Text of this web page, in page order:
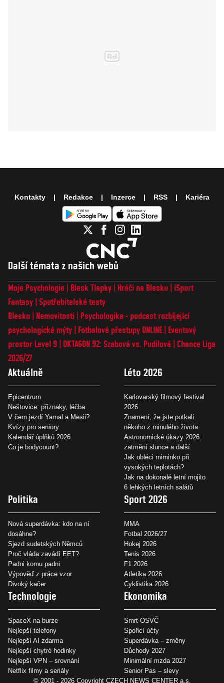
Další témata z našich webů
Moje Psychologie Blesk Tlapky Hráči na Blesku
iSport
Fantasy Spotřebitelské testy
Blesku
Nemovitosti
Psychologika - podcast rozbíjející
psychologické mýty
Fotbalové přestupy ONLINE
Eventový
prostor Level 9 OKTAGON 92: Szabová vs. Pudilová
Chance Liga
2026/27
Aktuálně
Epicentrum
Neštovice: příznaky, léčba
V čem jezdí Yamal a Mesii?
Kvízy pro seniory
Kalendář úplňků 2026
Co je bodycount?
Léto 2026
Karlovarský filmový festival
2026
Znamení, že jste potkali
někoho z minulého života
Astronomické úkazy 2026:
zatmění slunce a další
Jak obléci miminko při
vysokých teplotách?
Jak na dokonalé letní mojito
6 lehkých letních salátů
Politika
Nová superdávka: kdo na ní
dosáhne?
Sjezd sudetských Němců
Proč vláda zavádí EET?
Padni komu padni
Výpověď z práce vzor
Divoký kačer
Sport 2026
MMA
Fotbal 2026/27
Hokej 2026
Tenis 2026
F1 2026
Atletika 2026
Cyklistika 2026
Technologie
SpaceX na burze
Nejlepší telefony
Nejlepší AI zdarma
Nejlepší chytré hodinky
Nejlepší VPN – srovnání
Netflix filmy a seriály
Ekonomika
Smrt OSVČ
Spořicí účty
Superdávka – změny
Důchody 2027
Minimální mzda 2027
Senior Pas – slevy
Kontakty Redakce Inzerce RSS Kariéra
© 2001 - 2026 Copyright CZECH NEWS CENTER a.s.